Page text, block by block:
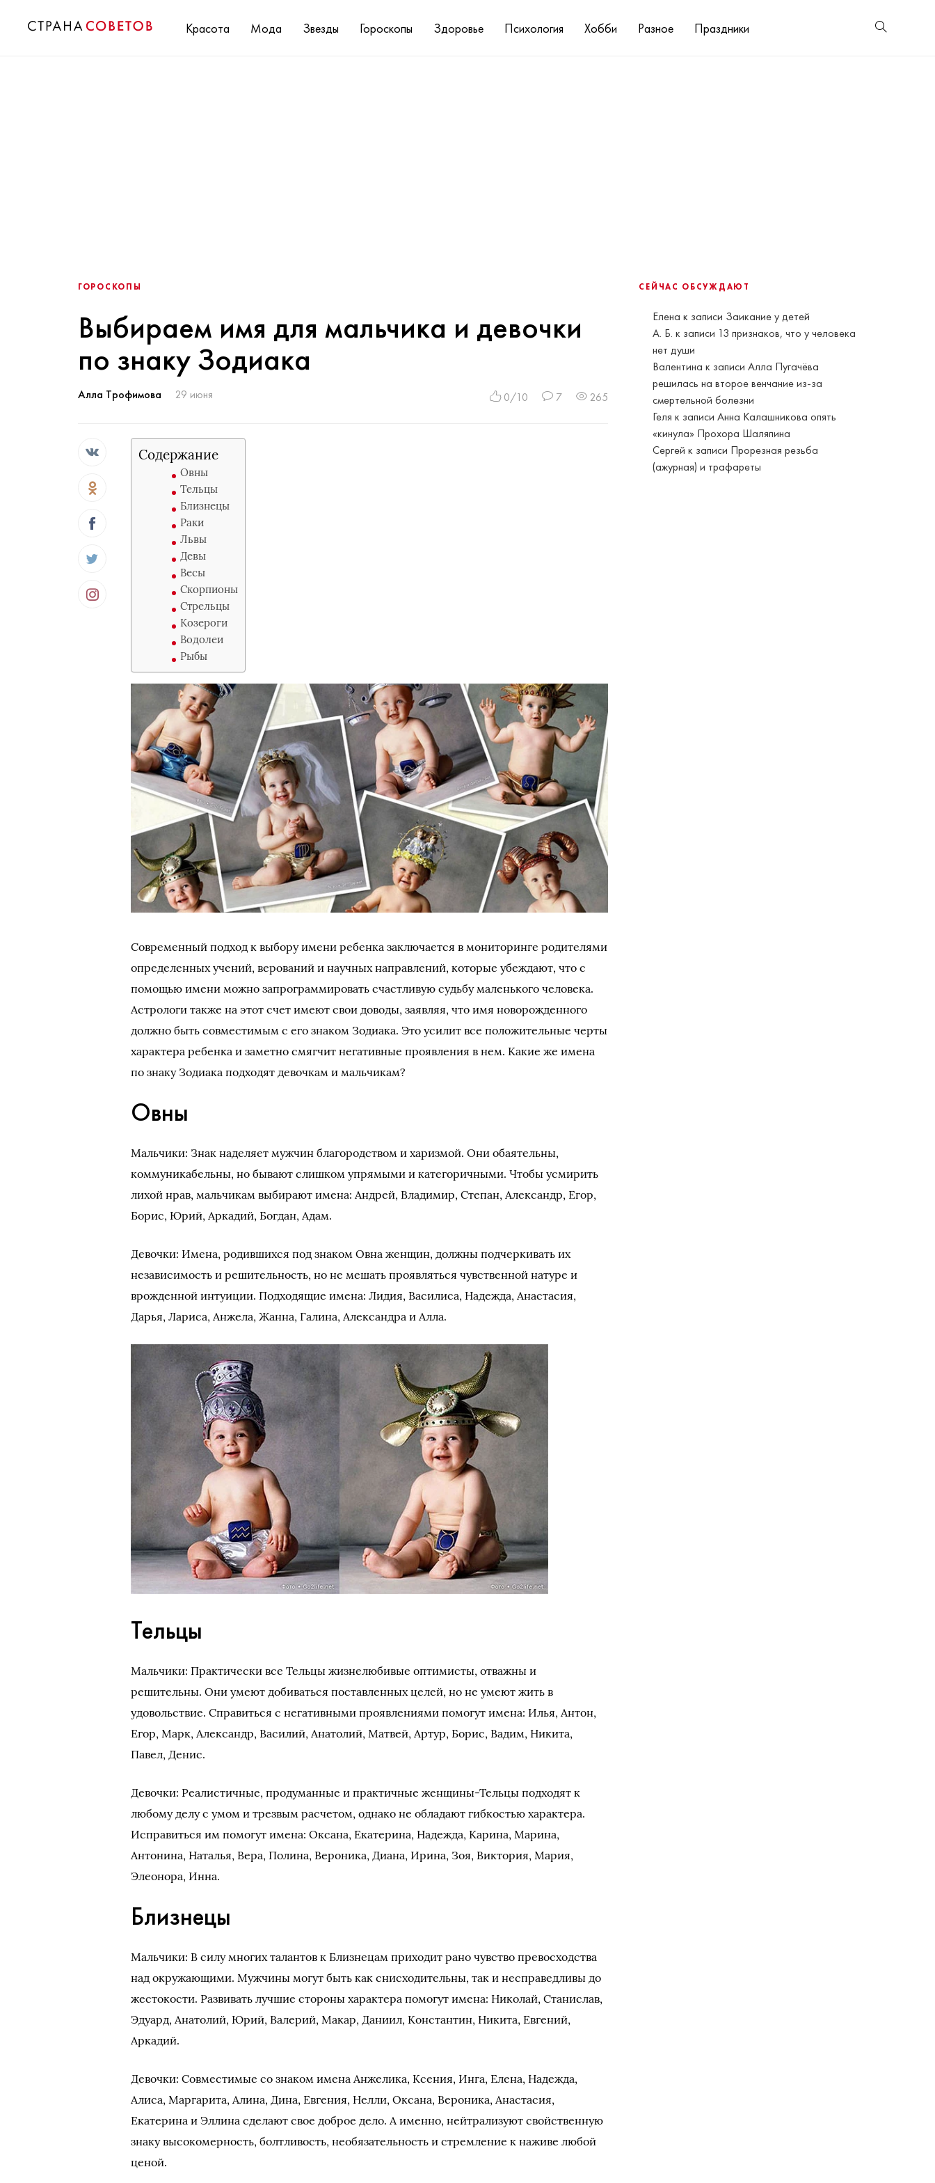
Красота Мода Звезды Гороскопы Здоровье Психология Хобби Разное Праздники
СЕЙЧАС ОБСУЖДАЮТ
Елена к записи Заикание у детей
А. Б. к записи 13 признаков, что у человека
нет души
Валентина к записиАлла Пугачёва
решилась на второе венчание из-за
смертельной болезни
Геля к записиАнна Калашникова опять
«кинула» Прохора Шаляпина
Сергей к записи Прорезная резьба
(ажурная) и трафареты
ГОРОСКОПЫ
Выбираем имя для мальчика и девочки
по знаку Зодиака
Алла Трофимова 29 июня 0/10 7 265
Содержание
Овны
Тельцы
Близнецы
Раки
Львы
Девы
Весы
Скорпионы
Стрельцы
Козероги
Водолеи
Рыбы
Современный подход к выбору имени ребенка заключается в мониторинге родителями
определенных учений, верований и научных направлений, которые убеждают, что с
помощью имени можно запрограммировать счастливую судьбу маленького человека.
Астрологи также на этот счет имеют свои доводы, заявляя, что имя новорожденного
должно быть совместимым с его знаком Зодиака. Это усилит все положительные черты
характера ребенка и заметно смягчит негативные проявления в нем. Какие же имена
по знаку Зодиака подходят девочкам и мальчикам?
Овны
Мальчики: Знак наделяет мужчин благородством и харизмой. Они обаятельны,
коммуникабельны, но бывают слишком упрямыми и категоричными. Чтобы усмирить
лихой нрав, мальчикам выбирают имена: Андрей, Владимир, Степан, Александр, Егор,
Борис, Юрий, Аркадий, Богдан, Адам.
Девочки: Имена, родившихся под знаком Овна женщин, должны подчеркивать их
независимость и решительность, но не мешать проявляться чувственной натуре и
врожденной интуиции. Подходящие имена: Лидия, Василиса, Надежда, Анастасия,
Дарья, Лариса, Анжела, Жанна, Галина, Александра и Алла.
Тельцы
Мальчики: Практически все Тельцы жизнелюбивые оптимисты, отважны и
решительны. Они умеют добиваться поставленных целей, но не умеют жить в
удовольствие. Справиться с негативными проявлениями помогут имена: Илья, Антон,
Егор, Марк, Александр, Василий, Анатолий, Матвей, Артур, Борис, Вадим, Никита,
Павел, Денис.
Девочки: Реалистичные, продуманные и практичные женщины-Тельцы подходят к
любому делу с умом и трезвым расчетом, однако не обладают гибкостью характера.
Исправиться им помогут имена: Оксана, Екатерина, Надежда, Карина, Марина,
Антонина, Наталья, Вера, Полина, Вероника, Диана, Ирина, Зоя, Виктория, Мария,
Элеонора, Инна.
Близнецы
Мальчики: В силу многих талантов к Близнецам приходит рано чувство превосходства
над окружающими. Мужчины могут быть как снисходительны, так и несправедливы до
жестокости. Развивать лучшие стороны характера помогут имена: Николай, Станислав,
Эдуард, Анатолий, Юрий, Валерий, Макар, Даниил, Константин, Никита, Евгений,
Аркадий.
Девочки: Совместимые со знаком имена Анжелика, Ксения, Инга, Елена, Надежда,
Алиса, Маргарита, Алина, Дина, Евгения, Нелли, Оксана, Вероника, Анастасия,
Екатерина и Эллина сделают свое доброе дело. А именно, нейтрализуют свойственную
знаку высокомерность, болтливость, необязательность и стремление к наживе любой
ценой.